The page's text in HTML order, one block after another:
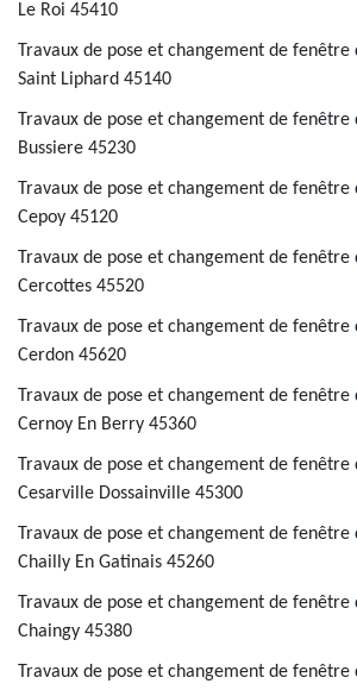
Le Roi 45410
Travaux de pose et changement de fenêtre
Saint Liphard 45140
Travaux de pose et changement de fenêtre
Bussiere 45230
Travaux de pose et changement de
Cepoy 45120
Travaux de pose et changement de
Cercottes 45520
Travaux de pose et changement de
Cerdon 45620
Travaux de pose et changement de
Cernoy En Berry 45360
Travaux de pose et changement de
Cesarville Dossainville 45300
Travaux de pose et changement de
Chailly En Gatinais 45260
Travaux de pose et changement de
Chaingy 45380
Travaux de pose et changement de